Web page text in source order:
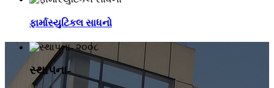
ફાર્માસ્યુટિકલ સાધનો
૨૦૦૮
સ્થાપના-